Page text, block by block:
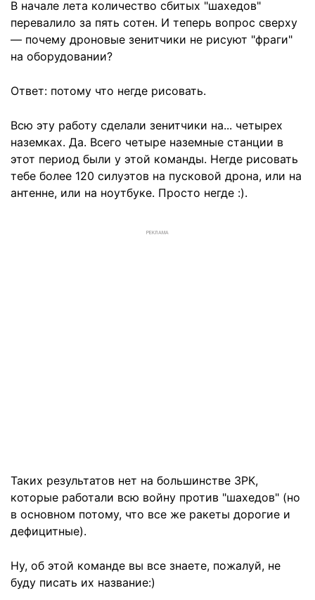
В начале лета количество сбитых "шахедов"
перевалило за пять сотен. И теперь вопрос сверху
— почему дроновые зенитчики не рисуют "фраги"
на оборудовании?
Ответ: потому что негде рисовать.
Всю эту работу сделали зенитчики на... четырех
наземках. Да. Всего четыре наземные станции в
этот период были у этой команды. Негде рисовать
тебе более 120 силуэтов на пусковой дрона, или на
антенне, или на ноутбуке. Просто негде :).
РЕКЛАМА
Таких результатов нет на большинстве ЗРК,
которые работали всю войну против "шахедов" (но
в основном потому, что все же ракеты дорогие и
дефицитные).
Ну, об этой команде вы все знаете, пожалуй, не
буду писать их название:)